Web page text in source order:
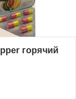
горячий